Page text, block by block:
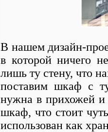
В нашем дизайн-
в которой ничего
лишь ту стену, что
поставим шкаф с
нужна в прихожей
шкаф, что стоит
использован как